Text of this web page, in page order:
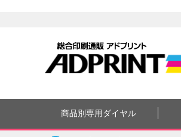
商品別専用ダイヤル